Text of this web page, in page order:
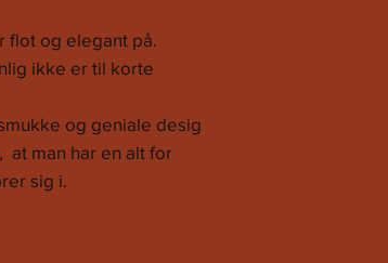
flot og elegant på.
ikke er til korte
og geniale desig
at man har en alt for
sig i.